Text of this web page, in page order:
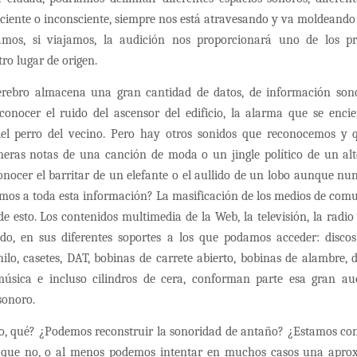
o inconsciente, siempre nos está atravesando y va
si viajamos, la audición nos proporcionará uno de los
lugar de origen.
almacena una gran cantidad de datos, de información
el ruido del ascensor del edificio, la alarma que se
perro del vecino. Pero hay otros sonidos que reconocemos y
notas de una canción de moda o un jingle político de un
el barritar de un elefante o el aullido de un lobo aunque
a toda esta información? La masificación de los medios de
esto. Los contenidos multimedia de la Web, la televisión, la
en sus diferentes soportes a los que podamos acceder:
casetes, DAT, bobinas de carrete abierto, bobinas de alambre,
e incluso cilindros de cera, conforman parte esa gran
qué? ¿Podemos reconstruir la sonoridad de antaño? ¿Estamos
no, o al menos podemos intentar en muchos casos una